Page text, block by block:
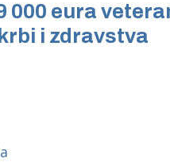
000 eura
i zdravstva